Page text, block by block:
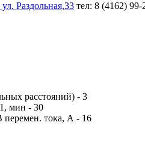
Раздольная,33 тел: 8 (4162) 99-
расстояний) - 3
мин - 30
тока, А - 16